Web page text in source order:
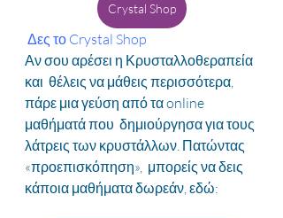
Crystal Shop
Δες το Crystal Shop
Αν σου αρέσει η Κρυσταλλοθεραπεία
και  θέλεις να μάθεις περισσότερα,
πάρε μια γεύση από τα online
μαθήματά που  δημιούργησα για τους
λάτρεις των κρυστάλλων. Πατώντας
«προεπισκόπηση»,  μπορείς να δεις
κάποια μαθήματα δωρεάν, εδώ: